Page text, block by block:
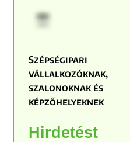
Szépségipari
vállalkozóknak,
szalonoknak és
képzőhelyeknek
Hirdetést